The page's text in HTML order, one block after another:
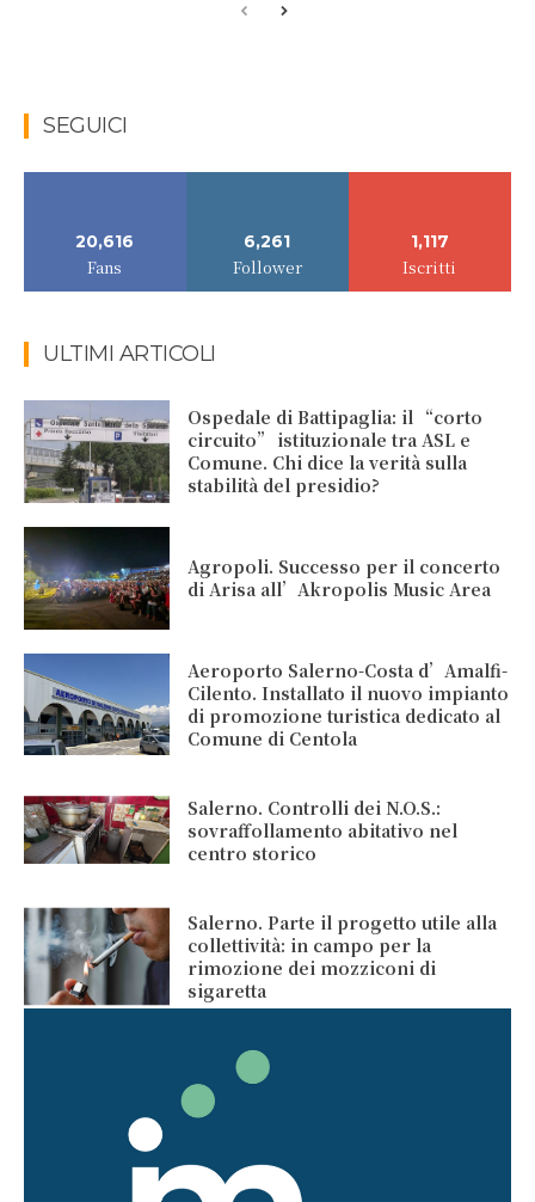
SEGUICI
20,616
Fans
6,261
Follower
1,117
Iscritti
ULTIMI ARTICOLI
Ospedale di Battipaglia: il “corto
circuito” istituzionale tra ASL e
Comune. Chi dice la verità sulla
stabilità del presidio?
Agropoli. Successo per il concerto
di Arisa all’Akropolis Music Area
Aeroporto Salerno-Costa d’Amalfi-
Cilento. Installato il nuovo impianto
di promozione turistica dedicato al
Comune di Centola
Salerno. Controlli dei N.O.S.:
sovraffollamento abitativo nel
centro storico
Salerno. Parte il progetto utile alla
collettività: in campo per la
rimozione dei mozziconi di
sigaretta